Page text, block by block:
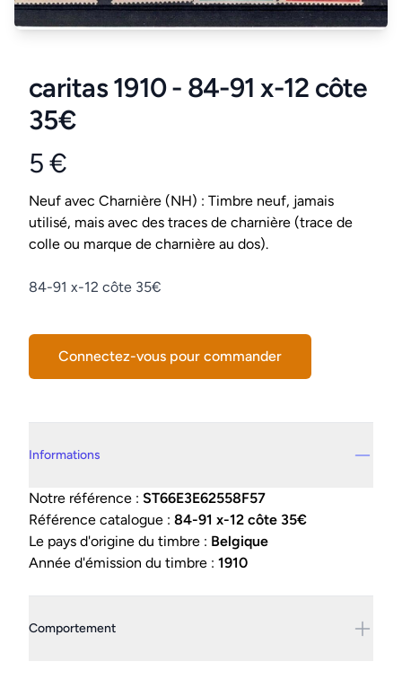
caritas 1910 - 84-91 x-12 côte
35€
Product information
5 €
Conditions
Neuf avec Charnière (NH) : Timbre neuf, jamais
utilisé, mais avec des traces de charnière (trace de
colle ou marque de charnière au dos).
Description
84-91 x-12 côte 35€
Connectez-vous pour commander
Informations
Notre référence : ST66E3E62558F57
Référence catalogue : 84-91 x-12 côte 35€
Le pays d'origine du timbre : Belgique
Année d'émission du timbre : 1910
Comportement